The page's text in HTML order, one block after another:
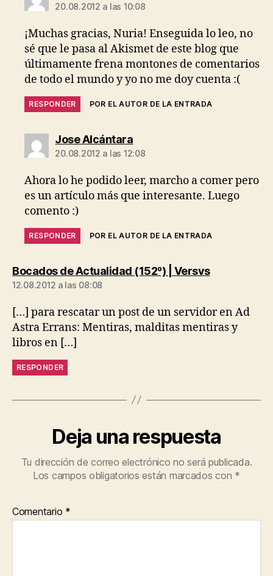
20.08.2012 a las 10:08
¡Muchas gracias, Nuria! Enseguida lo leo, no
sé que le pasa al Akismet de este blog que
últimamente frena montones de comentarios
de todo el mundo y yo no me doy cuenta :(
RESPONDER POR EL AUTOR DE LA ENTRADA
Jose Alcántaradice:
20.08.2012 a las 12:08
Ahora lo he podido leer, marcho a comer pero
es un artículo más que interesante. Luego
comento :)
RESPONDER POR EL AUTOR DE LA ENTRADA
Bocados de Actualidad (152º) | Versvsdice:
12.08.2012 a las 08:08
[…] para rescatar un post de un servidor en Ad
Astra Errans: Mentiras, malditas mentiras y
libros en […]
RESPONDER
Deja una respuesta
Tu dirección de correo electrónico no será publicada.
Los campos obligatorios están marcados con *
Comentario *